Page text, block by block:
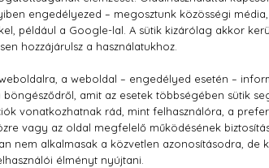
frangipáni, tonkabab, pacsuli, cashmeran
AQUA(WATER), LINALOOL,
GERANIOL, CITRONELLOL, CITRAL, CI